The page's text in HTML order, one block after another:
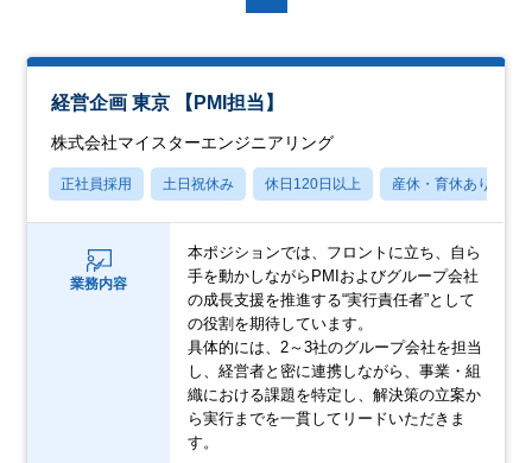
経営企画 東京 【PMI担当】
株式会社マイスターエンジニアリング
正社員採用 土日祝休み 休日120日以上 産休・育休あり
業務内容
本ポジションでは、フロントに立ち、自ら
手を動かしながらPMIおよびグループ会社
の成長支援を推進する“実行責任者”として
の役割を期待しています。
具体的には、2～3社のグループ会社を担当
し、経営者と密に連携しながら、事業・組
織における課題を特定し、解決策の立案か
ら実行までを一貫してリードいただきま
す。